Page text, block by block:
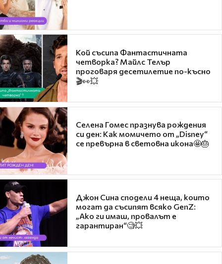
Кой съсипа Фантастичната
четворка? Майлс Телър
проговаря десетилетие по-късно
🎬👀💥
Селена Гомес празнува рождения
си ден: Как момичето от „Disney“
се превърна в световна икона🤩🎂
Джон Сина сподели 4 неща, които
могат да съсипят всяко GenZ:
„Ако ги имаш, провалът е
гарантиран“🧐💥